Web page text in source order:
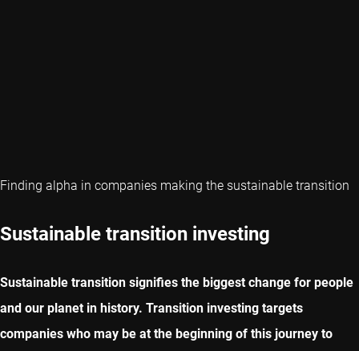
Finding alpha in companies making the sustainable transition
Sustainable transition investing
Sustainable transition signifies the biggest change for people
and our planet in history. Transition investing targets
companies who may be at the beginning of this journey to